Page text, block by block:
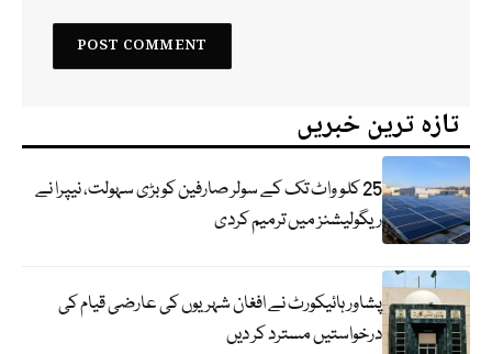
تازہ ترین خبریں
25 کلو واٹ تک کے سولر صارفین کو بڑی سہولت، نیپرا نے
ریگولیشنز میں ترمیم کردی
پشاور ہائیکورٹ نے افغان شہریوں کی عارضی قیام کی
درخواستیں مسترد کر دیں